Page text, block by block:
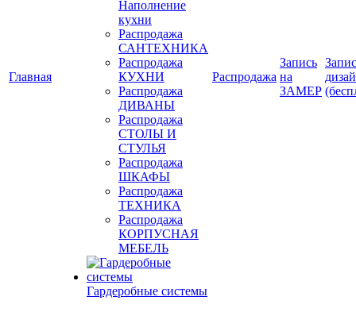
Главная
Наполнение
кухни
Распродажа
САНТЕХНИКА
Распродажа
КУХНИ
Распродажа
ДИВАНЫ
Распродажа
СТОЛЫ И
СТУЛЬЯ
Распродажа
ШКАФЫ
Распродажа
ТЕХНИКА
Распродажа
КОРПУСНАЯ
МЕБЕЛЬ
Гардеробные системы
Распродажа
Запись
на
ЗАМЕР